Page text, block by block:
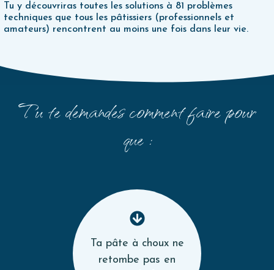
Tu y découvriras toutes les solutions à 81 problèmes
techniques que tous les pâtissiers (professionnels et
amateurs) rencontrent au moins une fois dans leur vie.
Tu te demandes comment faire pour
que :
Ta pâte à choux ne
retombe pas en